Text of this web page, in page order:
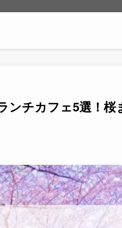
ンチカフェ5選！